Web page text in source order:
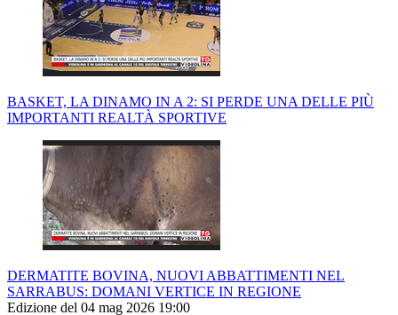
BASKET, LA DINAMO IN A 2: SI PERDE UNA DELLE PIÙ
IMPORTANTI REALTÀ SPORTIVE
DERMATITE BOVINA, NUOVI ABBATTIMENTI NEL
SARRABUS: DOMANI VERTICE IN REGIONE
Edizione del 04 mag 2026 19:00